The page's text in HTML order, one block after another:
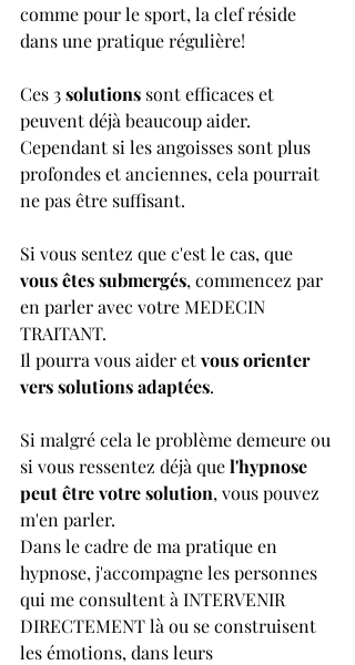
comme pour le sport, la clef réside
dans une pratique régulière!
Ces 3 solutions sont efficaces et
peuvent déjà beaucoup aider.
Cependant si les angoisses sont plus
profondes et anciennes, cela pourrait
ne pas être suffisant.
Si vous sentez que c'est le cas, que
vous êtes submergés, commencez par
en parler avec votre MEDECIN
TRAITANT.
Il pourra vous aider et vous orienter
vers solutions adaptées.
Si malgré cela le problème demeure ou
si vous ressentez déjà que l'hypnose
peut être votre solution, vous pouvez
m'en parler.
Dans le cadre de ma pratique en
hypnose, j'accompagne les personnes
qui me consultent à INTERVENIR
DIRECTEMENT là ou se construisent
les émotions, dans leurs